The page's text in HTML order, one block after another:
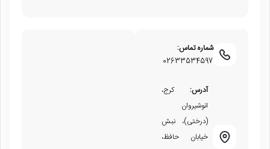
شماره تماس:
02633534597
آدرس: کرج،
انوشیروان
(درختی)، نبش
خیابان حافظ،